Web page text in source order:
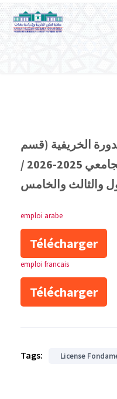
الخريفية (قسم
عربي) الموسم الجامعي 2025-2026 /
والثالث والخامس
emploi arabe
Télécharger
emploi francais
Télécharger
Tags: License